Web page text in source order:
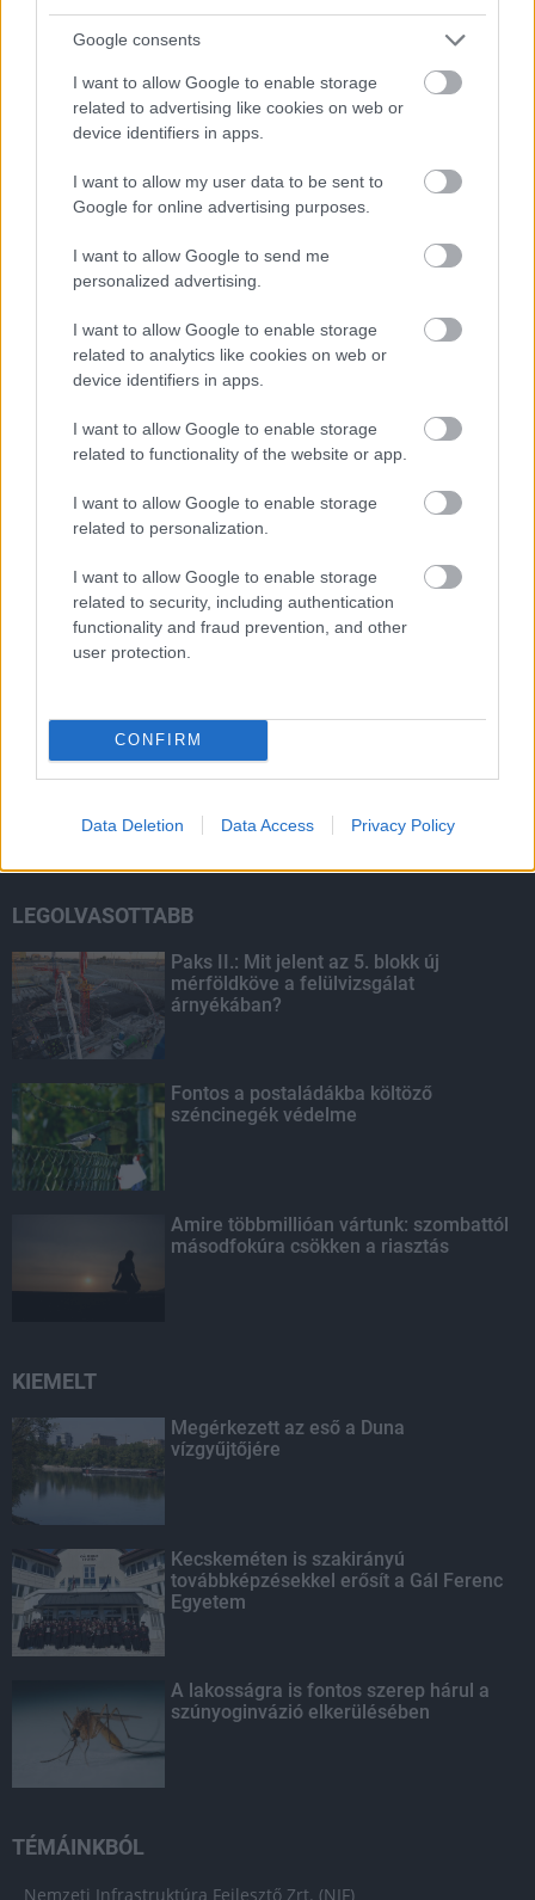
Google consents
I want to allow Google to enable storage
related to advertising like cookies on web or
device identifiers in apps.
I want to allow my user data to be sent to
Google for online advertising purposes.
I want to allow Google to send me
personalized advertising.
I want to allow Google to enable storage
related to analytics like cookies on web or
device identifiers in apps.
I want to allow Google to enable storage
related to functionality of the website or app.
I want to allow Google to enable storage
related to personalization.
I want to allow Google to enable storage
related to security, including authentication
functionality and fraud prevention, and other
user protection.
CONFIRM
Data Deletion Data Access Privacy Policy
FELIRATKOZÁS
Országos hírek
Megérkezett az eső a Duna vízgyűjtőjére
Aktuális
Paks II.: Mit jelent az 5. blokk új
mérföldköve a felülvizsgálat
árnyékában?
Helyi hírek
Amire többmillióan vártunk: szombattól
másodfokúra csökken a riasztás
HIRDETÉS
LEGOLVASOTTABB
Paks II.: Mit jelent az 5. blokk új
mérföldköve a felülvizsgálat
árnyékában?
Fontos a postaládákba költöző
széncinegék védelme
Amire többmillióan vártunk: szombattól
másodfokúra csökken a riasztás
KIEMELT
Megérkezett az eső a Duna
vízgyűjtőjére
Kecskeméten is szakirányú
továbbképzésekkel erősít a Gál Ferenc
Egyetem
A lakosságra is fontos szerep hárul a
szúnyoginvázió elkerülésében
TÉMÁINKBÓL
Nemzeti Infrastruktúra Fejlesztő Zrt. (NIF)